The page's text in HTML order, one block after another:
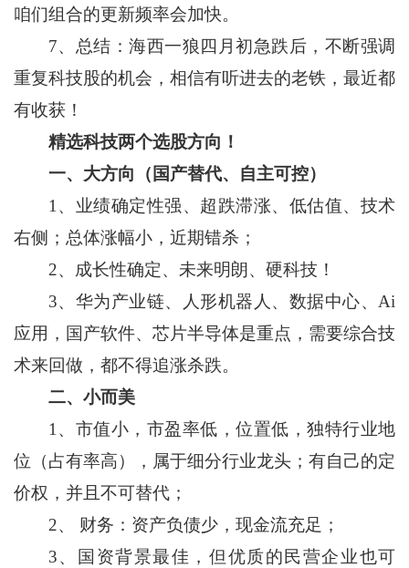
咱们组合的更新频率会加快。
7、总结：海西一狼四月初急跌后，不断强调
重复科技股的机会，相信有听进去的老铁，最近都
有收获！
精选科技两个选股方向！
一、大方向（国产替代、自主可控）
1、业绩确定性强、超跌滞涨、低估值、技术
右侧；总体涨幅小，近期错杀；
2、成长性确定、未来明朗、硬科技！
3、华为产业链、人形机器人、数据中心、Ai
应用，国产软件、芯片半导体是重点，需要综合技
术来回做，都不得追涨杀跌。
二、小而美
1、市值小，市盈率低，位置低，独特行业地
位（占有率高），属于细分行业龙头；有自己的定
价权，并且不可替代；
2、 财务：资产负债少，现金流充足；
3、国资背景最佳，但优质的民营企业也可